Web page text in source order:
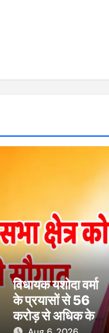
विधायक यशोदा वर्मा
के प्रयासों से 56
करोड़ से अधिक के